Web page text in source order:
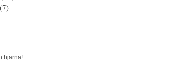
(7)
hjärna!